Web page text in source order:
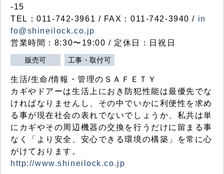
-15
TEL：011-742-3961 / FAX：011-742-3940 / in
fo@shineilock.co.jp
営業時間：8:30〜19:00 / 定休日：日祝日
販売可 工事・取付可
生活/生命/情報・管理のＳＡＦＥＴＹ
カギやドアーは生活上におき防犯性能は最優先でな
ければなりませんし、その中でいかに利便性を求め
る事が現在社会の表れでないでしょうか、私共は単
にカギやその周辺機器の交換を行うだけに留まる事
なく「より安全、安心できる環境の構築」を常に心
がけております。
http://www.shineilock.co.jp